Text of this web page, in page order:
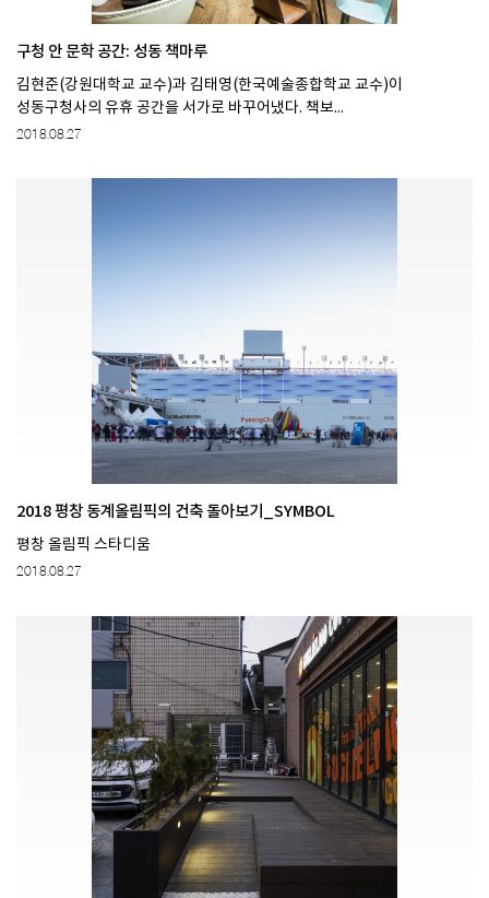
구청 안 문학 공간: 성동 책마루
김현준(강원대학교 교수)과 김태영(한국예술종합학교 교수)이
성동구청사의 유휴 공간을 서가로 바꾸어냈다. 책보...
2018.08.27
2018 평창 동계올림픽의 건축 돌아보기_SYMBOL
평창 올림픽 스타디움
2018.08.27